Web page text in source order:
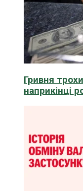
Гривня
наприкінці